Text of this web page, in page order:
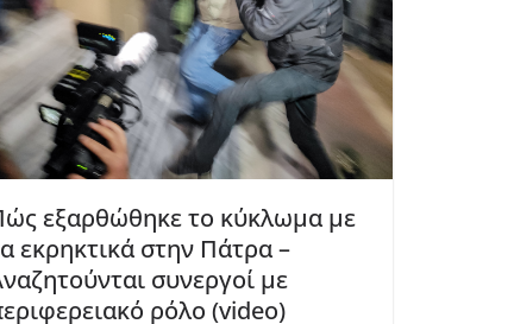
εξαρθώθηκε το κύκλωμα με
εκρηκτικά στην Πάτρα –
συνεργοί με
ρόλο (video)